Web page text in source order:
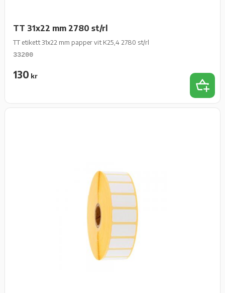
TT 31x22 mm 2780 st/rl
TT etikett 31x22 mm papper vit K25,4 2780 st/rl
33200
130 kr